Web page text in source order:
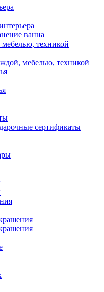
ванна
техникой
мебелью, техникой
сертификаты